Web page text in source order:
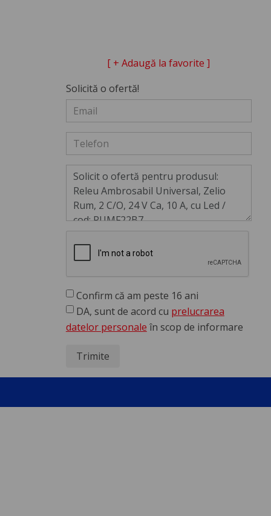
[ + Adaugă la favorite ]
Solicită o ofertă!
Confirm că am peste 16 ani
DA, sunt de acord cu prelucrarea
datelor personale în scop de informare
Trimite